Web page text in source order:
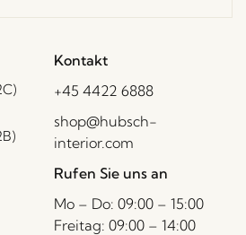
Kontakt
+45 4422 6888
shop@hubsch-
interior.com
Rufen Sie uns an
Mo – Do: 09:00 – 15:00
Freitag: 09:00 – 14:00